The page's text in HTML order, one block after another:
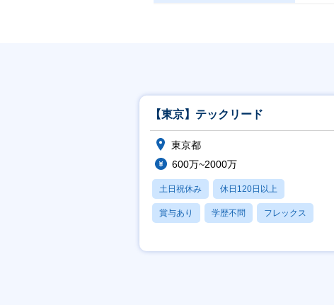
【東京】テックリード
東京都
600万~2000万
土日祝休み 休日120日以上
賞与あり 学歴不問 フレックス